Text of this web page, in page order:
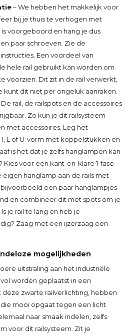
– We hebben het makkelijk voor
bij je thuis te verhogen met
is voorgeboord en hang je dus
paar schroeven. Zie de
Een voordeel van
hele rail gebruikt kan worden om
voorzien. Dit zit in de rail verwerkt,
kunt dit niet per ongeluk aanraken.
De rail, de railspots en de accessoires
Zo kun je dit railsysteem
met accessoires. Leg het
I, L of U-vorm met koppelstukken en
is het dat je zelfs hanglampen kan
Kies voor een kant-en-klare 1-fase
eigen hanglamp aan de rails met
een paar hanglampjes
en combineer dit met spots om je
je rail te lang en heb je
Zaag met een ijzerzaag een
mogelijkheden
uitstraling aan het industriële
worden geplaatst in een
zwarte railverlichting, hebben
die mooi opgaat tegen een licht
naar smaak indelen, zelfs
voor dit railsysteem. Zit je